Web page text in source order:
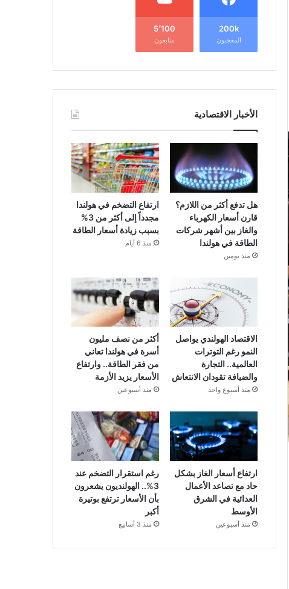
200k
المعجبون
5٬100
متابعون
الأخبار الاقتصادية
هل تدفع أكثر من اللازم؟
قارن أسعار الكهرباء
والغاز بين أشهر شركات
الطاقة في هولندا
منذ يومين
ارتفاع التضخم في هولندا
مجدداً إلى أكثر من 3%
بسبب زيادة أسعار الطاقة
منذ 6 أيام
الاقتصاد الهولندي يواصل
النمو رغم التوترات
العالمية.. التجارة
والضيافة تقودان الانتعاش
منذ أسبوع واحد
أكثر من نصف مليون
أسرة في هولندا تعاني
من فقر الطاقة.. وارتفاع
الأسعار يزيد الأزمة
منذ أسبوعين
ارتفاع أسعار الغاز بشكل
حاد مع تصاعد الأعمال
العدائية في الشرق
الأوسط
منذ أسبوعين
رغم استقرار التضخم عند
3%.. الهولنديون يشعرون
بأن الأسعار ترتفع بوتيرة
أكبر
منذ 3 أسابيع